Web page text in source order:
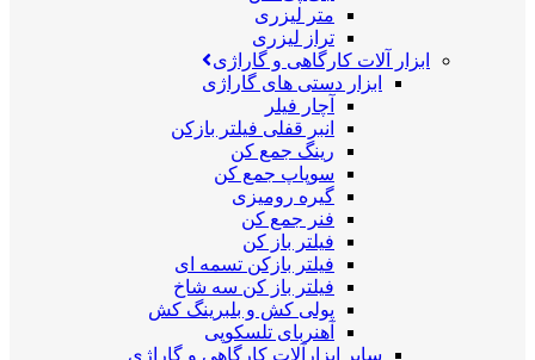
متر لیزری
تراز لیزری
ابزار آلات کارگاهی و گاراژی
ابزار دستی های گاراژی
آچار فیلر
انبر قفلی فیلتر بازکن
رینگ جمع کن
سوپاپ جمع کن
گیره رومیزی
فنر جمع کن
فیلتر باز کن
فیلتر بازکن تسمه ای
فیلتر باز کن سه شاخ
پولی کش و بلبرینگ کش
آهنربای تلسکوپی
سایر ابزارآلات کارگاهی و گاراژی